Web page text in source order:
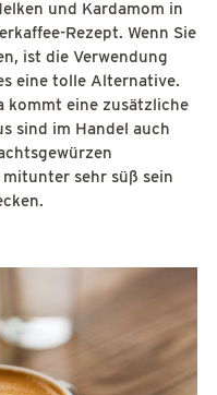
und Kardamom in
Rezept. Wenn Sie
ist die Verwendung
eine tolle Alternative.
kommt eine zusätzliche
sind im Handel auch
sehr süß sein